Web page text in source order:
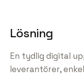
Lösning
En tydlig digital
leverantörer,